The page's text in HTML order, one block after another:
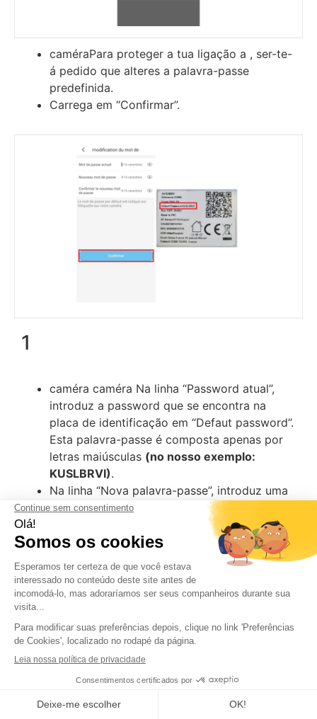
caméraPara proteger a tua ligação a , ser-te-
á pedido que alteres a palavra-passe
predefinida.
Carrega em “Confirmar”.
1
caméra caméra Na linha “Password atual”,
introduz a password que se encontra na
placa de identificação em “Defaut password”.
Esta palavra-passe é composta apenas por
letras maiúsculas (no nosso exemplo:
KUSLBRVI).
Na linha “Nova palavra-passe”, introduz uma
palavra-passe pessoal.
Na caixa “Confirmar nova palavra-passe”,
volta a introduzir a tua palavra-passe
Pressiona “Confirmar” para confirmar a
alteração.
Mantenha contato